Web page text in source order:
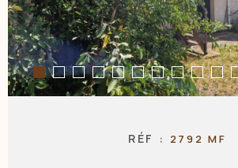
RÉF : 2792 MF